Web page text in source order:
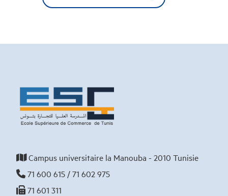
Campus universitaire la Manouba - 2010 Tunisie
71 600 615 / 71 602 975
71 601 311